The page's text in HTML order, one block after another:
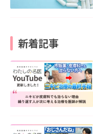
新着記事